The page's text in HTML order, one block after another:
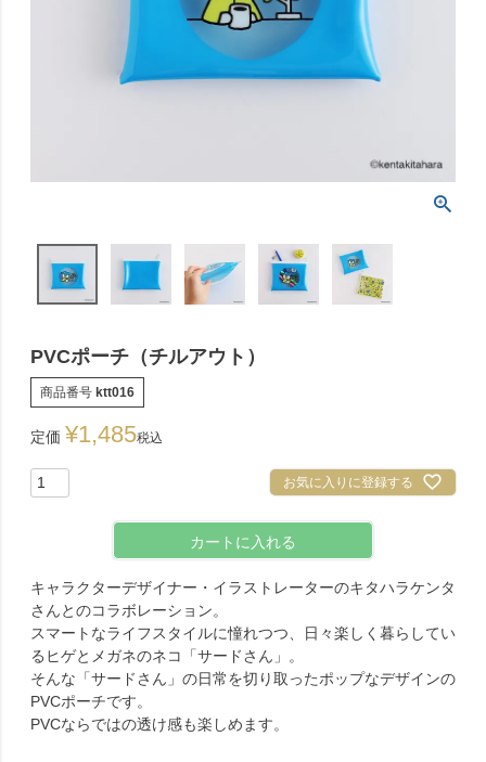
PVCポーチ（チルアウト）
商品番号 ktt016
定価 ¥1,485税込
お気に入りに登録する
カートに入れる
キャラクターデザイナー・イラストレーターのキタハラケンタ
さんとのコラボレーション。
スマートなライフスタイルに憧れつつ、日々楽しく暮らしてい
るヒゲとメガネのネコ「サードさん」。
そんな「サードさん」の日常を切り取ったポップなデザインの
PVCポーチです。
PVCならではの透け感も楽しめます。